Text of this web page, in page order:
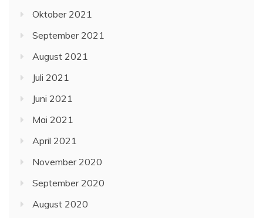
Oktober 2021
September 2021
August 2021
Juli 2021
Juni 2021
Mai 2021
April 2021
November 2020
September 2020
August 2020